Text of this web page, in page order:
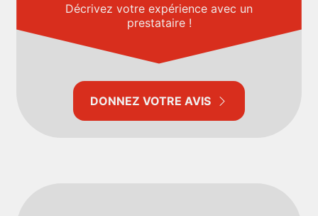
Décrivez votre expérience avec un
prestataire !
DONNEZ VOTRE AVIS